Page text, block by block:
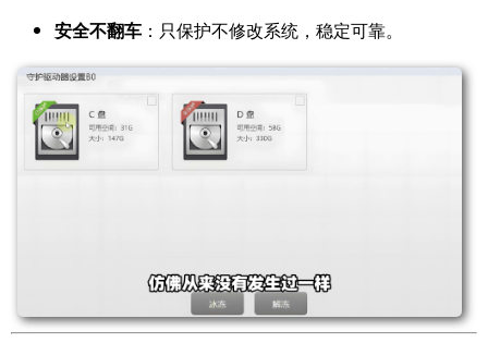
安全不翻车 ：只保护不修改系统，稳定可靠。